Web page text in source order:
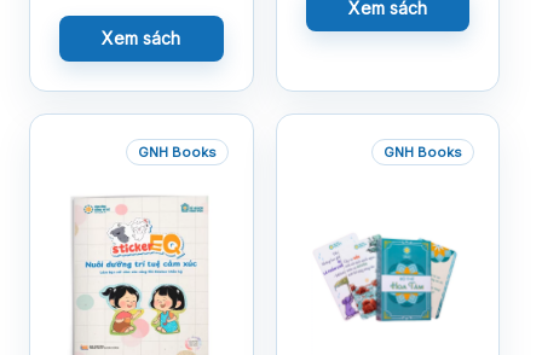
Xem sách
Xem sách
GNH Books GNH Books